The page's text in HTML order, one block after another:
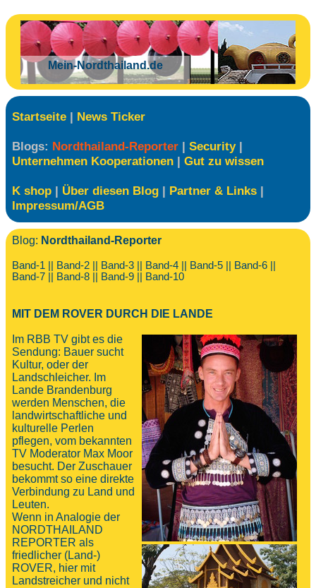
Mein-Nordthailand.de
Startseite | News Ticker
Blogs: Nordthailand-Reporter | Security |
Unternehmen Kooperationen | Gut zu wissen
K shop | Über diesen Blog| Partner & Links|
Impressum/AGB
Blog: Nordthailand-Reporter
Band-1|| Band-2|| Band-3|| Band-4|| Band-5|| Band-6||
Band-7|| Band-8|| Band-9|| Band-10
MIT DEM ROVER DURCH DIE LANDE
Im RBB TV gibt es die
Sendung: Bauer sucht
Kultur, oder der
Landschleicher. Im
Lande Brandenburg
werden Menschen, die
landwirtschaftliche und
kulturelle Perlen
pflegen, vom bekannten
TV Moderator Max Moor
besucht. Der Zuschauer
bekommt so eine direkte
Verbindung zu Land und
Leuten.
Wenn in Analogie der
NORDTHAILAND
REPORTER als
friedlicher (Land-)
ROVER, hier mit
Landstreicher und nicht